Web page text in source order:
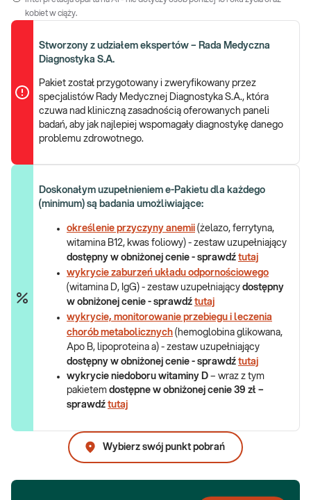
kobiet w ciąży.
Stworzony z udziałem ekspertów – Rada Medyczna
Diagnostyka S.A.
Pakiet został przygotowany i zweryfikowany przez
specjalistów Rady Medycznej Diagnostyka S.A., która
czuwa nad kliniczną zasadnością oferowanych paneli
badań, aby jak najlepiej wspomagały diagnostykę danego
problemu zdrowotnego.
Doskonałym uzupełnieniem e-Pakietu dla każdego
(minimum) są badania umożliwiające:
określenie przyczyny anemii (żelazo, ferrytyna,
witamina B12, kwas foliowy) - zestaw uzupełniający
dostępny w obniżonej cenie - sprawdź tutaj
wykrycie zaburzeń układu odpornościowego
(witamina D, IgG) - zestaw uzupełniający dostępny
w obniżonej cenie - sprawdź tutaj
wykrycie, monitorowanie przebiegu i leczenia
chorób metabolicznych (hemoglobina glikowana,
Apo B, lipoproteina a) - zestaw uzupełniający
dostępny w obniżonej cenie - sprawdź tutaj
wykrycie niedoboru witaminy D – wraz z tym
pakietem dostępne w obniżonej cenie 39 zł –
sprawdź tutaj
Wybierz swój punkt pobrań